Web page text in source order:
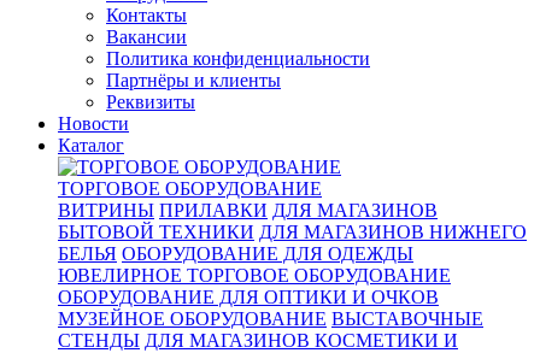
Контакты
Вакансии
Политика конфиденциальности
Партнёры и клиенты
Реквизиты
Новости
Каталог
ТОРГОВОЕ ОБОРУДОВАНИЕ
ВИТРИНЫ ПРИЛАВКИ ДЛЯ МАГАЗИНОВ
БЫТОВОЙ ТЕХНИКИ ДЛЯ МАГАЗИНОВ НИЖНЕГО
БЕЛЬЯ ОБОРУДОВАНИЕ ДЛЯ ОДЕЖДЫ
ЮВЕЛИРНОЕ ТОРГОВОЕ ОБОРУДОВАНИЕ
ОБОРУДОВАНИЕ ДЛЯ ОПТИКИ И ОЧКОВ
МУЗЕЙНОЕ ОБОРУДОВАНИЕ ВЫСТАВОЧНЫЕ
СТЕНДЫ ДЛЯ МАГАЗИНОВ КОСМЕТИКИ И